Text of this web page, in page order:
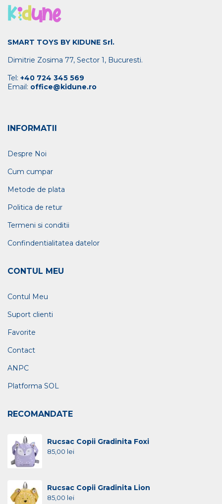
SMART TOYS BY KIDUNE Srl.
Dimitrie Zosima 77, Sector 1, Bucuresti.
Tel: +40 724 345 569
Email: office@kidune.ro
INFORMATII
Despre Noi
Cum cumpar
Metode de plata
Politica de retur
Termeni si conditii
Confindentialitatea datelor
CONTUL MEU
Contul Meu
Suport clienti
Favorite
Contact
ANPC
Platforma SOL
RECOMANDATE
Rucsac Copii Gradinita Foxi
85,00 lei
Rucsac Copii Gradinita Lion
85,00 lei